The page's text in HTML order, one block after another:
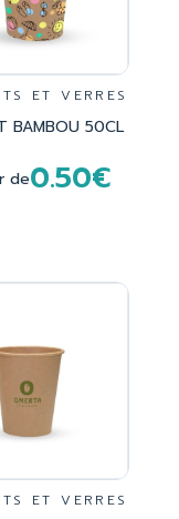
ET VERRES
BAMBOU 50CL
de0.50€
ET VERRES